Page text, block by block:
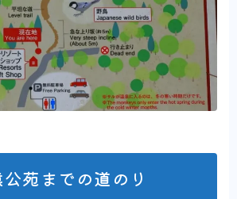
苑までの道のり